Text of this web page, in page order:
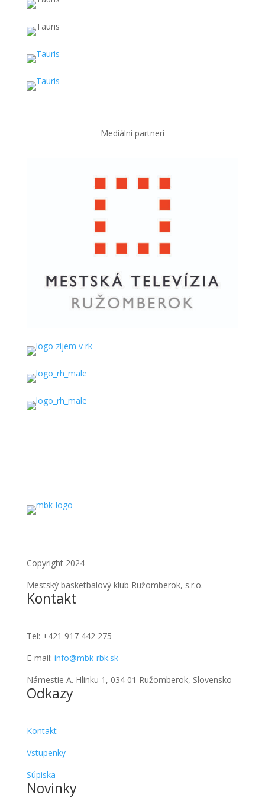
Mediálni partneri
Copyright 2024
Mestský basketbalový klub Ružomberok, s.r.o.
Kontakt
Tel: +421 917 442 275
E-mail: info@mbk-rbk.sk
Námestie A. Hlinku 1, 034 01 Ružomberok, Slovensko
Odkazy
Kontakt
Vstupenky
Súpiska
Novinky